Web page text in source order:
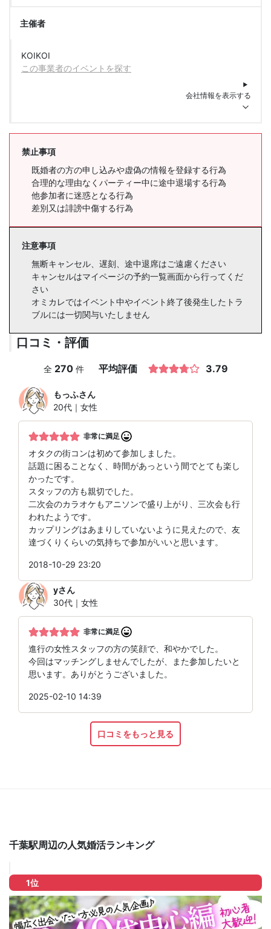
主催者
KOIKOI
この事業者のイベントを探す
会社情報を表示する
禁止事項
既婚者の方の申し込みや虚偽の情報を登録する行為
合理的な理由なくパーティー中に途中退場する行為
他参加者に迷惑となる行為
差別又は誹謗中傷する行為
注意事項
無断キャンセル、遅刻、途中退席はご遠慮ください
キャンセルはマイページの予約一覧画面から行ってくだ
さい
オミカレではイベント中やイベント終了後発生したトラ
ブルには一切関与いたしません
口コミ・評価
全 270 件 平均評価 3.79
もっふさん
20代｜女性
非常に満足
オタクの街コンは初めて参加しました。
話題に困ることなく、時間があっという間でとても楽し
かったです。
スタッフの方も親切でした。
二次会のカラオケもアニソンで盛り上がり、三次会も行
われたようです。
カップリングはあまりしていないように見えたので、友
達づくりくらいの気持ちで参加がいいと思います。
2018-10-29 23:20
yさん
30代｜女性
非常に満足
進行の女性スタッフの方の笑顔で、和やかでした。
今回はマッチングしませんでしたが、また参加したいと
思います。ありがとうございました。
2025-02-10 14:39
口コミをもっと見る
千葉駅周辺の人気婚活ランキング
1位